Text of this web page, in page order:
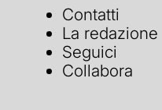
Contatti
La redazione
Seguici
Collabora